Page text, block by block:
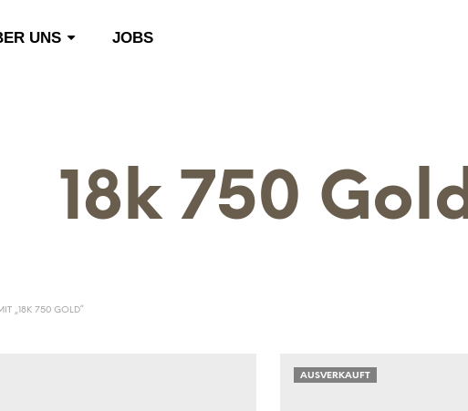
UNS JOBS
18k 750
„18K 750 GOLD“
AUSVERKAUFT